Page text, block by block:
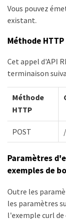
Vous pouvez
existant.
Méthode
Cet appel d'API
terminaison
Méthode
HTTP
POST
Paramètres
exemples de
Outre les
les paramètres
l'exemple curl